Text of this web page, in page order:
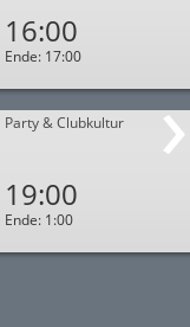
16:00
Ende: 17:00
Party & Clubkultur
19:00
Ende: 1:00